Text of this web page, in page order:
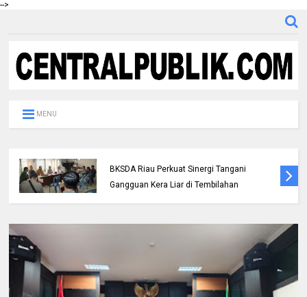
-->
MENU
BKSDA Riau Perkuat Sinergi Tangani
Gangguan Kera Liar di Tembilahan